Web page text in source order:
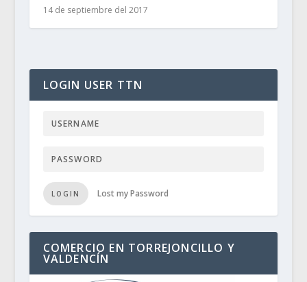
14 de septiembre del 2017
LOGIN USER TTN
LOGIN Lost my Password
COMERCIO EN TORREJONCILLO Y
VALDENCÍN